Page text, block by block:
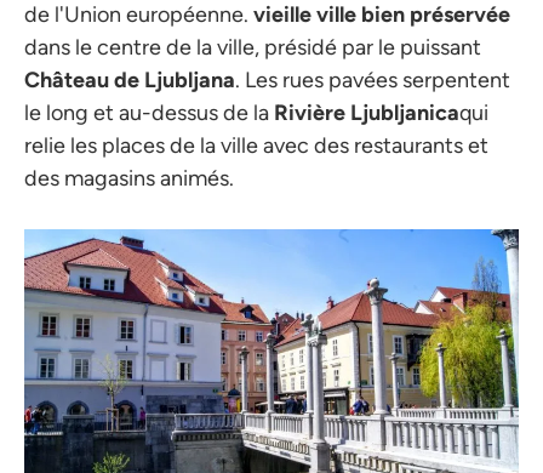
de l'Union européenne. vieille ville bien préservée
dans le centre de la ville, présidé par le puissant
Château de Ljubljana. Les rues pavées serpentent
le long et au-dessus de la Rivière Ljubljanicaqui
relie les places de la ville avec des restaurants et
des magasins animés.